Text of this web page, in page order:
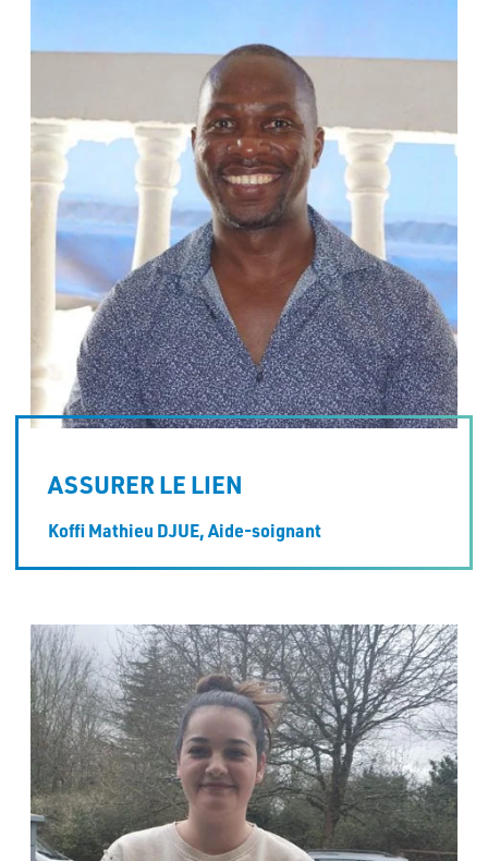
ASSURER LE LIEN
Koffi Mathieu DJUE,Aide-soignant